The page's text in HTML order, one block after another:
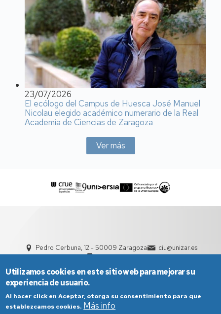
23/07/2026
El ecólogo del Campus de Huesca José Manuel
Nicolau elegido académico numerario de la Real
Academia de Ciencias de Zaragoza
Ver más
Pedro Cerbuna, 12 - 50009 Zaragoza
ciu@unizar.es
Utilizamos cookies en este sitio web para mejorar su
experiencia de usuario.
Al hacer click en Aceptar, otorga su consentimiento para que
establezcamos cookies. Más info